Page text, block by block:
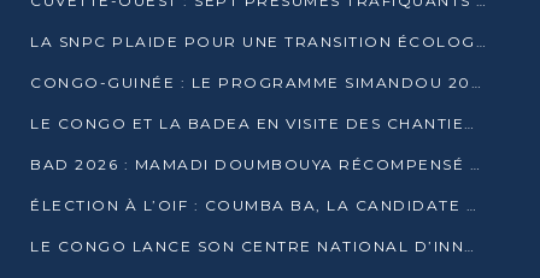
LA SNPC PLAIDE POUR UNE TRANSITION ÉCOLOGIQUE PROGRESSIVE
CONGO-GUINÉE : LE PROGRAMME SIMANDOU 2040 AU CŒUR DES ÉCHANGES À LA BAD
LE CONGO ET LA BADEA EN VISITE DES CHANTIERS
BAD 2026 : MAMADI DOUMBOUYA RÉCOMPENSÉ PAR LE TROPHÉE BABACAR NDIAYE À BRAZZAVILLE
ÉLECTION À L’OIF : COUMBA BA, LA CANDIDATE DISCRÈTE QUI BOUSCULE LE JEU DIPLOMATIQUE
LE CONGO LANCE SON CENTRE NATIONAL D’INNOVATION